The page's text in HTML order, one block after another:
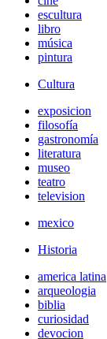
escultura
libro
música
pintura
Cultura
exposicion
filosofía
gastronomía
literatura
museo
teatro
television
mexico
Historia
america latina
arqueologia
biblia
curiosidad
devocion